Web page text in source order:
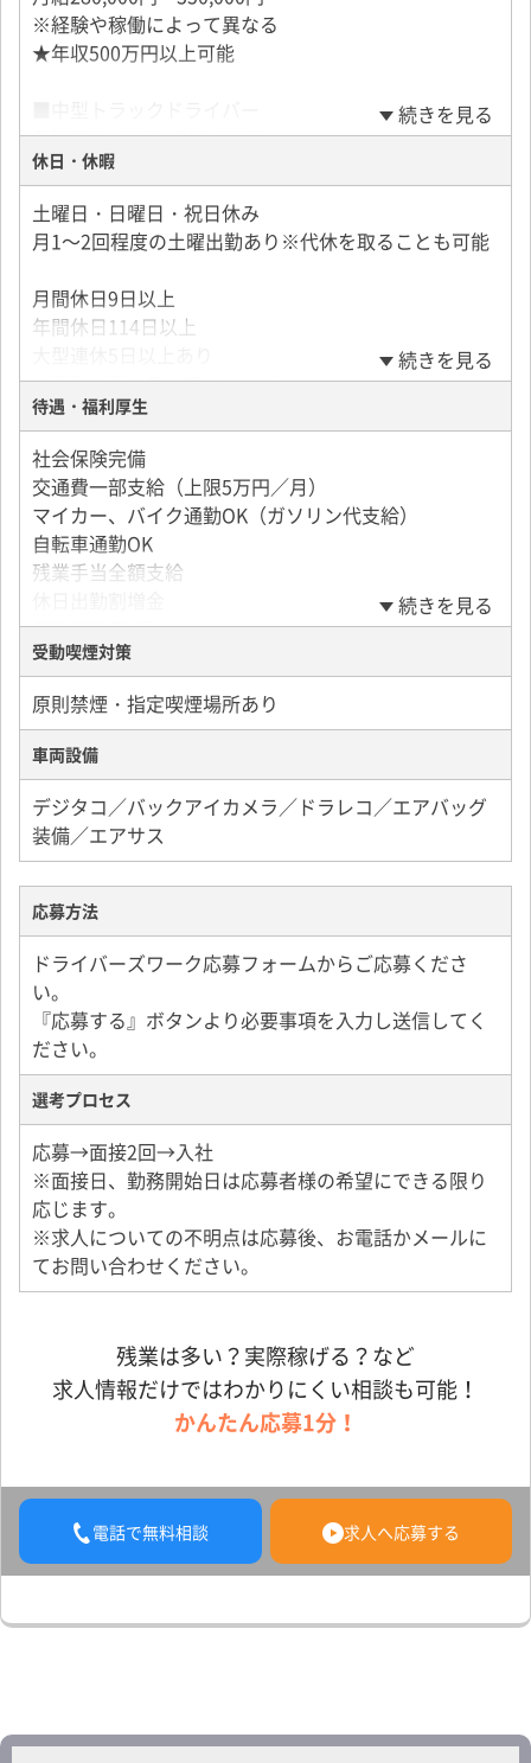
※経験や稼働によって異なる
★年収500万円以上可能
月給250,000円～300,000円
※経験や稼働によって異なる
★年収450万円可能
＜給与例＞
（基本給＋各種手当）
★昇給年1回
＜大手グループならではの手当＞
◇安全運行手当（16,000円／月）
◇整備手当（5,000円／月）
◇休日出勤割増金
◇資格取得祝金（5,000円～10,000円）
◇深夜手当
続きを見る
休日・休暇
土曜日・日曜日・祝日休み
月1～2回程度の土曜出勤あり※代休を取ることも可能
月間休日9日以上
年間休日114日以上
（夏季休暇・年末年始・GW）
ほぼカレンダー通りです。
■休暇制度
・慶弔休暇
・産前・産後休暇
・育児休暇
・年次有給休暇
続きを見る
待遇・福利厚生
社会保険完備
交通費一部支給（上限5万円／月）
マイカー、バイク通勤OK（ガソリン代支給）
自転車通勤OK
残業手当全額支給
健康診断年1回
制服・作業着貸与
社内レクリエーション活動補助金制度
【将来も安心のサポート体制】
資格支援制度※規定有り
→大型免許、フォークリフト免許、危険物乙4、運行管
理者など
財形貯蓄制度
持株制度
退職金
健康診断補助金
【暮らしのサポート】
従業員車両購入資金貸付制度
慶弔見舞金
【出産・育児と仕事の両立支援制度】
産前・産後休業
育児休業
時短勤務
子の看護休暇
所定外労働の制限・免除
介護休業制度
所定外労働の制限・免除
続きを見る
受動喫煙対策
原則禁煙・指定喫煙場所あり
車両設備
デジタコ／バックアイカメラ／ドラレコ／エアバッグ
装備／エアサス
応募方法
ドライバーズワーク応募フォームからご応募くださ
い。
『応募する』ボタンより必要事項を入力し送信してく
ださい。
選考プロセス
応募→面接2回→入社
※面接日、勤務開始日は応募者様の希望にできる限り
応じます。
※求人についての不明点は応募後、お電話かメールに
てお問い合わせください。
残業は多い？実際稼げる？など
求人情報だけではわかりにくい相談も可能！
かんたん応募1分！
電話で無料相談 求人へ応募する